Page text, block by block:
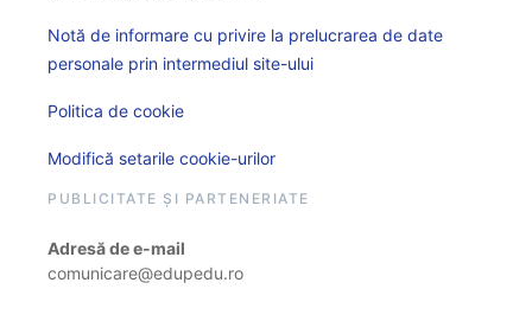
Notă de informare cu privire la prelucrarea de date
personale prin intermediul site-ului
Politica de cookie
Modifică setarile cookie-urilor
PUBLICITATE ȘI PARTENERIATE
Adresă de e-mail
comunicare@edupedu.ro